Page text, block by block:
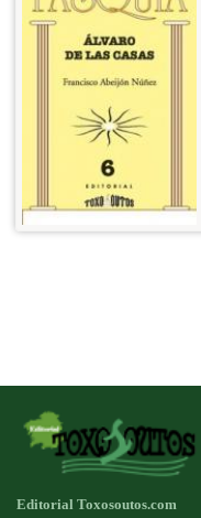
Editorial Toxosoutos.com